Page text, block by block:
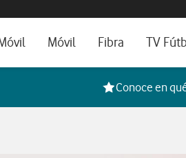
empresas y autónomos, ayuda e
empresas y autónomos
tu tarifa
Pro
Móvil
Tarifas de Móvil
Líneas adicionales
Fibra
Tarifas de Fibra
Cobertura de Fibra
TV
Conoce en